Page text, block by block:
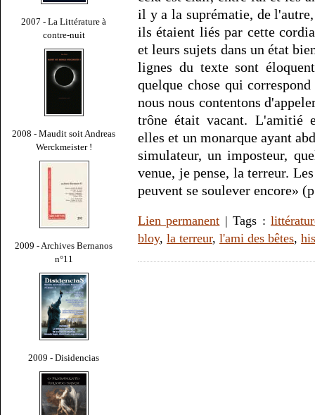
2007 - La Littérature à
contre-nuit
2008 - Maudit soit Andreas
Werckmeister !
2009 - Archives Bernanos
n°11
2009 - Disidencias
il y a la suprématie, de
ils étaient liés par cette
et leurs sujets dans un état
lignes du texte sont
quelque chose qui
nous nous contentons
trône était vacant. L'amitié
elles et un monarque ayant
simulateur, un imposteur,
venue, je pense, la terreur.
peuvent se soulever encore»
Lien permanent | Tags :
bloy, la terreur, l'ami des bêtes,